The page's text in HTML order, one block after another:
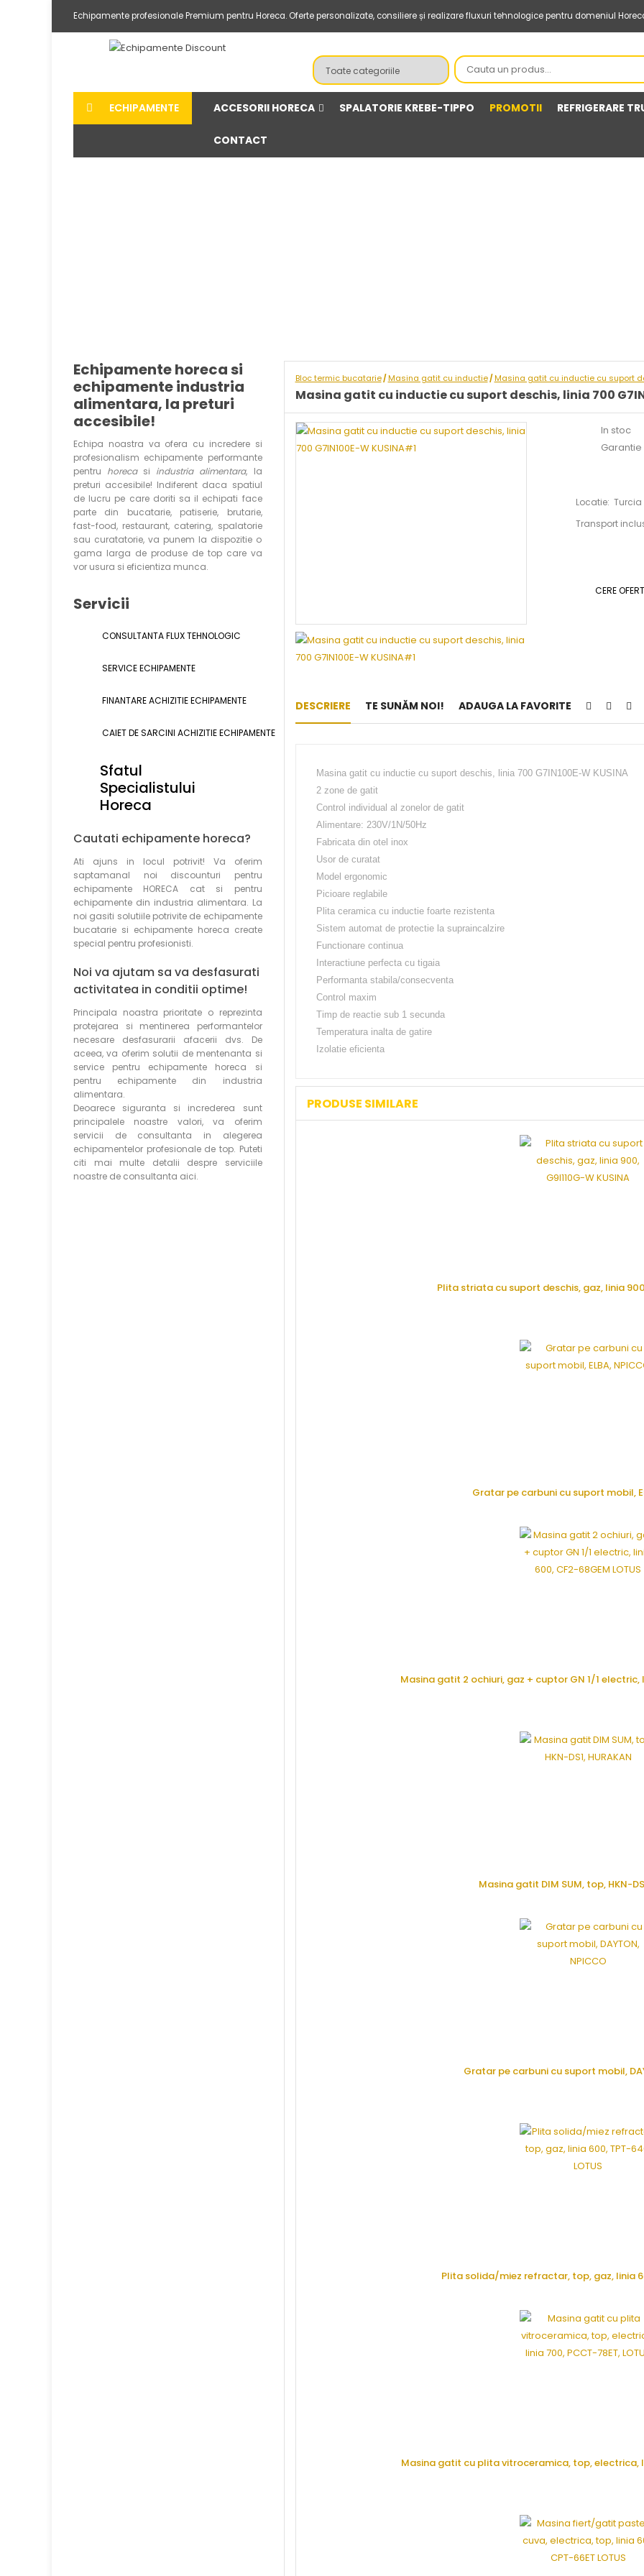
Echipamente profesionale Premium pentru Horeca. Oferte personalizate, consiliere și realizare fluxuri tehnologice pentru domeniul
ECHIPAMENTE ACCESORII HORECA SPALATORIE KREBE-TIPPO PROMOTII REFRIGERARE
CONTACT
Echipamente horeca si
echipamente industria
alimentara, la preturi
accesibile!
Echipa noastra va ofera cu incredere si
profesionalism echipamente performante
pentru horecasi industria alimentara, la
preturi accesibile! Indiferent daca spatiul
de lucru pe care doriti sa il echipati face
parte din bucatarie, patiserie, brutarie,
fast-food, restaurant, catering, spalatorie
sau curatatorie, va punem la dispozitie o
gama larga de produse de top care va
vor usura si eficientiza munca.
Servicii
CONSULTANTA FLUX TEHNOLOGIC
SERVICE ECHIPAMENTE
FINANTARE ACHIZITIE ECHIPAMENTE
CAIET DE SARCINI ACHIZITIEECHIPAMENTE
Sfatul
Specialistului
Horeca
Cautati echipamente horeca?
Ati ajuns in locul potrivit! Va oferim
saptamanal noi discounturi pentru
echipamente HORECA cat si pentru
echipamente din industria alimentara. La
noi gasiti solutiile potrivite de echipamente
bucatarie si echipamente horeca create
special pentru profesionisti.
Noi va ajutam sa va desfasurati
activitatea in conditii optime!
Principala noastra prioritate o reprezinta
protejarea si mentinerea performantelor
necesare desfasurarii afacerii dvs. De
aceea, va oferim solutii de mentenanta si
service pentru echipamente horeca si
pentru echipamente din industria
alimentara.
Deoarece siguranta si increderea sunt
principalele noastre valori, va oferim
servicii de consultanta in alegerea
echipamentelor profesionale de top. Puteti
citi mai multe detalii despre serviciile
noastre de consultanta aici.
Bloc termic bucatarie/Masina gatit cu inductie/Masina gatit cu inductie cu suport
Masina gatit cu inductie cu suport deschis, linia 700
In stoc
Garantie
Locatie: Turcia
Transport
CERE
DESCRIERE TE SUNĂM NOI! ADAUGA LA FAVORITE
Masina gatit cu inductie cu suport deschis, linia 700 G7IN100E-W KUSINA
2 zone de gatit
Control individual al zonelor de gatit
Alimentare: 230V/1N/50Hz
Fabricata din otel inox
Usor de curatat
Model ergonomic
Picioare reglabile
Plita ceramica cu inductie foarte rezistenta
Sistem automat de protectie la supraincalzire
Functionare continua
Interactiune perfecta cu tigaia
Performanta stabila/consecventa
Control maxim
Timp de reactie sub 1 secunda
Temperatura inalta de gatire
Izolatie eficienta
PRODUSE SIMILARE
Plita striata cu suport deschis, gaz, linia
Gratar pe carbuni cu suport mobil,
CERE OFERTA
Masina gatit 2 ochiuri, gaz + cuptor GN 1/1 electric,
Masina gatit DIM SUM, top, HKN-
CERE OFERTA
Gratar pe carbuni cu suport mobil,
Plita solida/miez refractar, top, gaz, linia
CERE OFERTA
Masina gatit cu plita vitroceramica, top, electrica,